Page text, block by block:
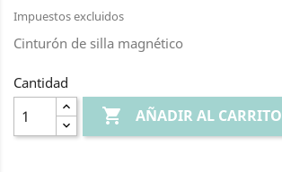
Impuestos excluidos
Cinturón de silla magnético
Cantidad
 AÑADIR AL CARRITO